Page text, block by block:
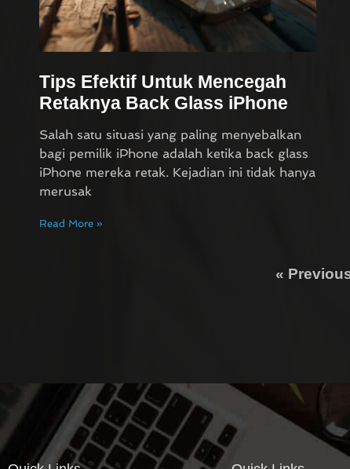
Tips Efektif Untuk Mencegah
Retaknya Back Glass iPhone
Salah satu situasi yang paling menyebalkan
bagi pemilik iPhone adalah ketika back glass
iPhone mereka retak. Kejadian ini tidak hanya
merusak
Read More »
«